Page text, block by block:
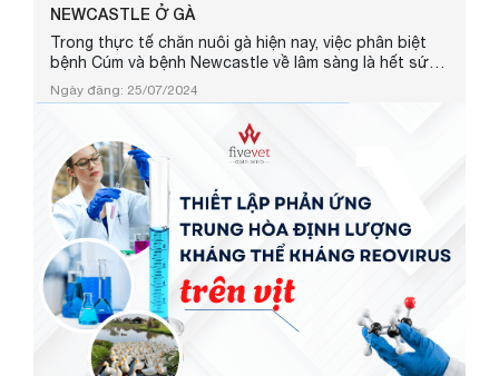
NEWCASTLE Ở GÀ
Trong thực tế chăn nuôi gà hiện nay, việc phân biệt
bệnh Cúm và bệnh Newcastle về lâm sàng là hết sức
khó khăn. Sự nhầm lẫn trên là mối nguy cơ tiềm ẩn
đáng sợ, là nguyên nhân để phát tán Đại dịch Cúm gia
cầm ra diện rộng. Nguyên nhân của sự nhầm lẫn giữa
bệnh Cúm gia cầm và bệnh Newcastle là do những
biểu hiện về bệnh Cúm và Newcastle đã có những
thay đổi. Chính vì thế Fi...
Ngày đăng: 25/07/2024